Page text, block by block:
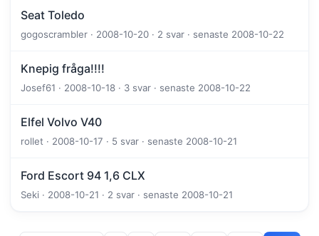
Seat Toledo
gogoscrambler · 2008-10-20 · 2 svar · senaste 2008-10-22
Knepig fråga!!!!
Josef61 · 2008-10-18 · 3 svar · senaste 2008-10-22
Elfel Volvo V40
rollet · 2008-10-17 · 5 svar · senaste 2008-10-21
Ford Escort 94 1,6 CLX
Seki · 2008-10-21 · 2 svar · senaste 2008-10-21